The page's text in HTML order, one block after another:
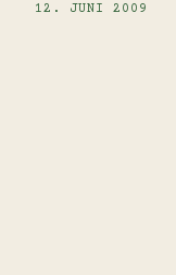
12. JUNI 2009